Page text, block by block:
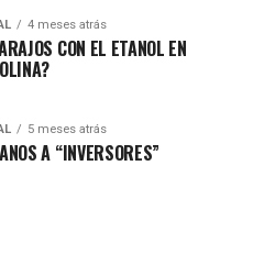
4 meses atrás
CON EL ETANOL EN
5 meses atrás
A “INVERSORES”